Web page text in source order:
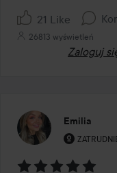
21 Like
26813 wyświetleń
Zaloguj
Emilia
Rola